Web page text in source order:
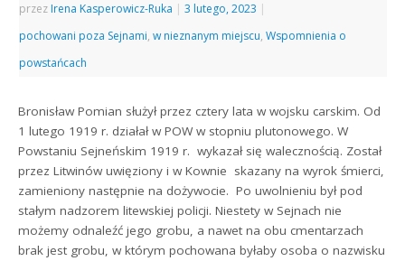
przez Irena Kasperowicz-Ruka | 3 lutego, 2023 |
pochowani poza Sejnami,w nieznanym miejscu,Wspomnienia o
powstańcach
Bronisław Pomian służył przez cztery lata w wojsku carskim. Od
1 lutego 1919 r. działał w POW w stopniu plutonowego. W
Powstaniu Sejneńskim 1919 r. wykazał się walecznością. Został
przez Litwinów uwięziony i w Kownie skazany na wyrok śmierci,
zamieniony następnie na dożywocie. Po uwolnieniu był pod
stałym nadzorem litewskiej policji. Niestety w Sejnach nie
możemy odnaleźć jego grobu, a nawet na obu cmentarzach
brak jest grobu, w którym pochowana byłaby osoba o nazwisku